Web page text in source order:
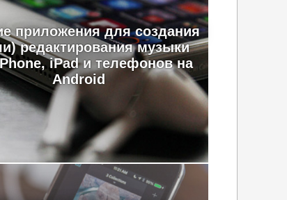
приложения для создания
редактирования музыки
iPad и телефонов на
Android